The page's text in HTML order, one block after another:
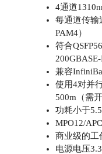
4通道
每通道传输
PAM4）
符合
兼容
使用4对并
500m（需开
功耗小于
MPO12/
商业级的工
电源电压